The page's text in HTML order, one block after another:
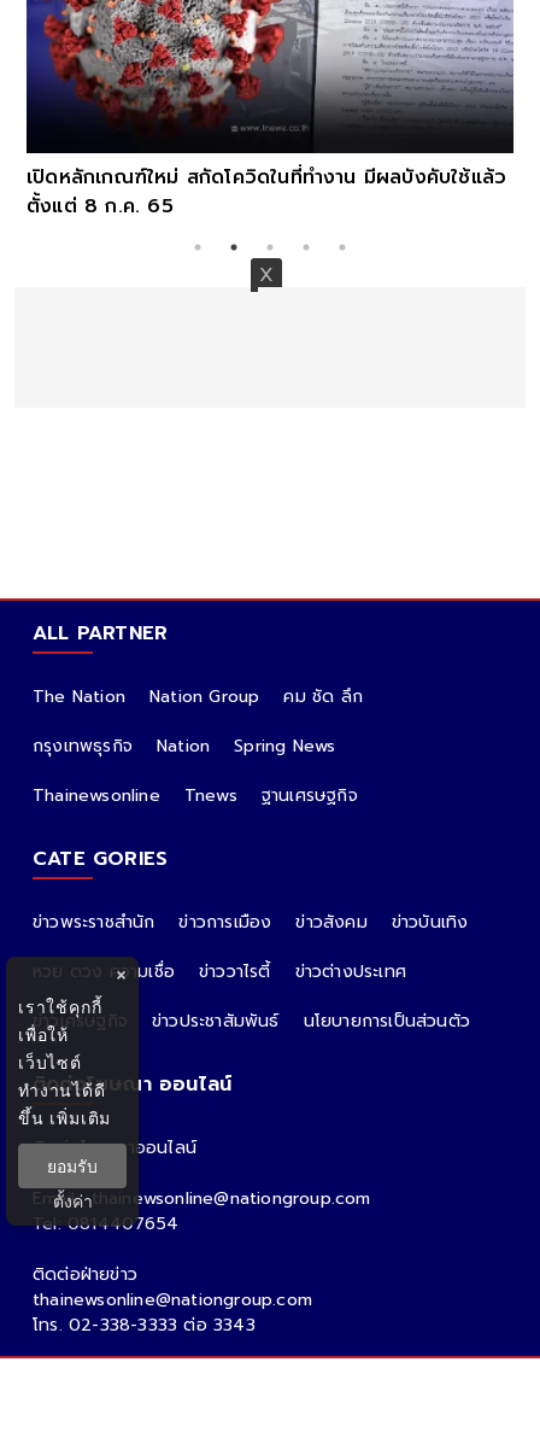
เปิดหลักเกณฑ์ใหม่ สกัดโควิดในที่ทำงาน มีผลบังคับใช้แล้ว
ตั้งแต่ 8 ก.ค. 65
ALL PARTNER
The Nation Nation Group
คม ชัด ลึก
กรุงเทพธุรกิจ
Nation
Spring News
Thainewsonline
Tnews ฐานเศรษฐกิจ
CATE GORIES
ข่าวพระราชสำนัก ข่าวการเมือง ข่าวสังคม
ข่าวบันเทิง
หวย ดวง ความเชื่อ
ข่าววาไรตี้
ข่าวต่างประเทศ
ข่าวเศรษฐกิจ
ข่าวประชาสัมพันธ์ นโยบายการเป็นส่วนตัว
ติดต่อโฆษณา ออนไลน์
ติดต่อโฆษณาออนไลน์
คุณอ้อ
Email : thainewsonline@nationgroup.com
Tel: 0814407654
ติดต่อฝ่ายข่าว
thainewsonline@nationgroup.com
โทร. 02-338-3333 ต่อ 3343
×
เราใช้คุกกี้
เพื่อให้
เว็บไซต์
ทำงานได้ดี
ขึ้น เพิ่มเติม
ยอมรับ
ตั้งค่า